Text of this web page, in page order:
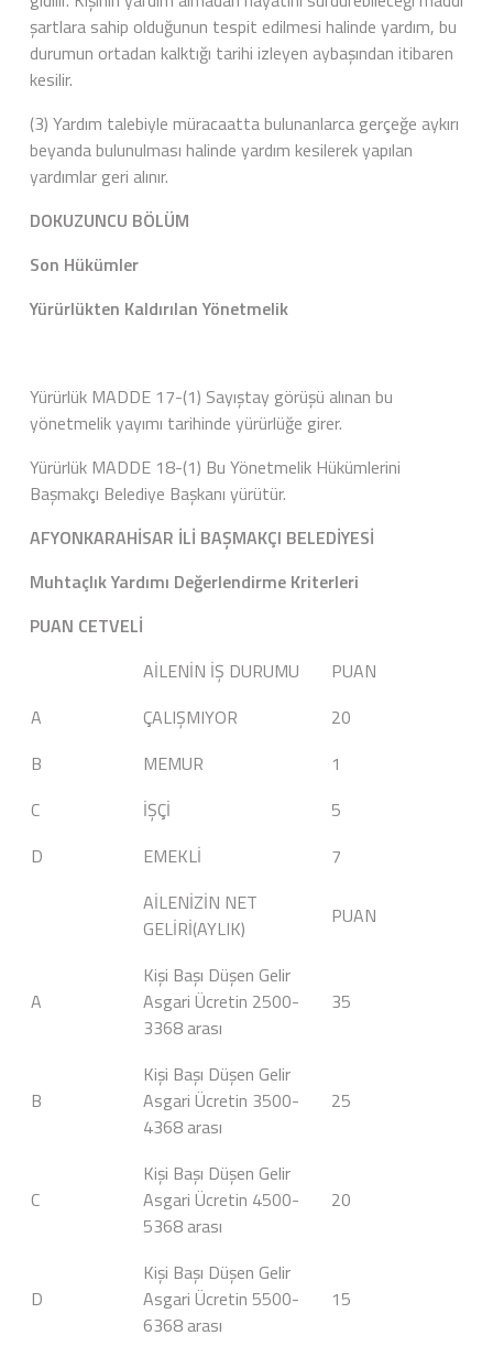
şartlara sahip olduğunun tespit edilmesi halinde yardım, bu
durumun ortadan kalktığı tarihi izleyen aybaşından itibaren
kesilir.
(3) Yardım talebiyle müracaatta bulunanlarca gerçeğe aykırı
beyanda bulunulması halinde yardım kesilerek yapılan
yardımlar geri alınır.
DOKUZUNCU BÖLÜM
Son Hükümler
Yürürlükten Kaldırılan Yönetmelik
Yürürlük MADDE 17-(1) Sayıştay görüşü alınan bu
yönetmelik yayımı tarihinde yürürlüğe girer.
Yürürlük MADDE 18-(1) Bu Yönetmelik Hükümlerini
Başmakçı Belediye Başkanı yürütür.
AFYONKARAHİSAR İLİ BAŞMAKÇI BELEDİYESİ
Muhtaçlık Yardımı Değerlendirme Kriterleri
PUAN CETVELİ
AİLENİN İŞ DURUMU
PUAN
A
ÇALIŞMIYOR
20
B
MEMUR
1
C
İŞÇİ
5
D
EMEKLİ
7
AİLENİZİN NET
GELİRİ(AYLIK)
PUAN
A
Kişi Başı Düşen Gelir
Asgari Ücretin 2500-
3368 arası
35
B
Kişi Başı Düşen Gelir
Asgari Ücretin 3500-
4368 arası
25
C
Kişi Başı Düşen Gelir
Asgari Ücretin 4500-
5368 arası
20
D
Kişi Başı Düşen Gelir
Asgari Ücretin 5500-
6368 arası
15